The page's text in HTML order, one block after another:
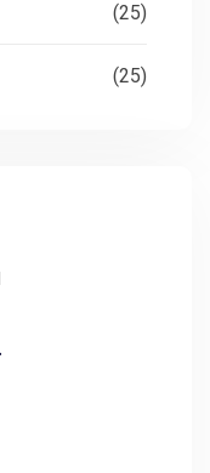
(25)
(25)